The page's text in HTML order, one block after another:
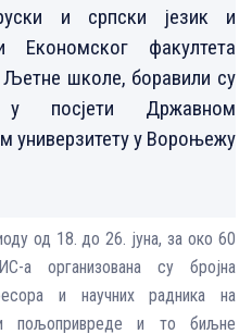
и српски језик и
Економског факултета
Љетне школе, боравили су
посјети Државном
универзитету у Вороњежу
од 18. до 26. јуна, за око 60
а организована су бројна
и научних радника на
пољопривреде и то биљне